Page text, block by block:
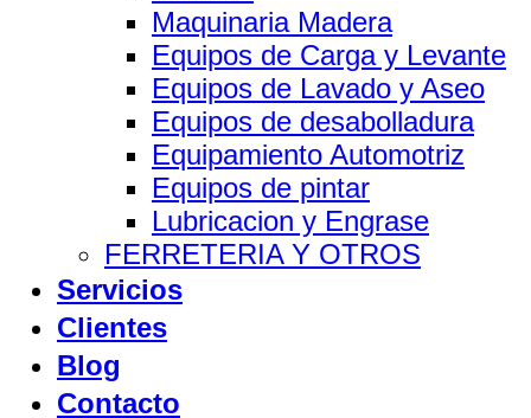
Maquinaria Madera
Equipos de Carga y Levante
Equipos de Lavado y Aseo
Equipos de desabolladura
Equipamiento Automotriz
Equipos de pintar
Lubricacion y Engrase
FERRETERIA Y OTROS
Servicios
Clientes
Blog
Contacto